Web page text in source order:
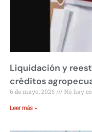
Liquidación y
créditos
6 de mayo, 2026 No hay
Leer más »